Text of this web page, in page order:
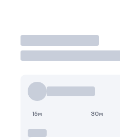
Торговать
15м 30м